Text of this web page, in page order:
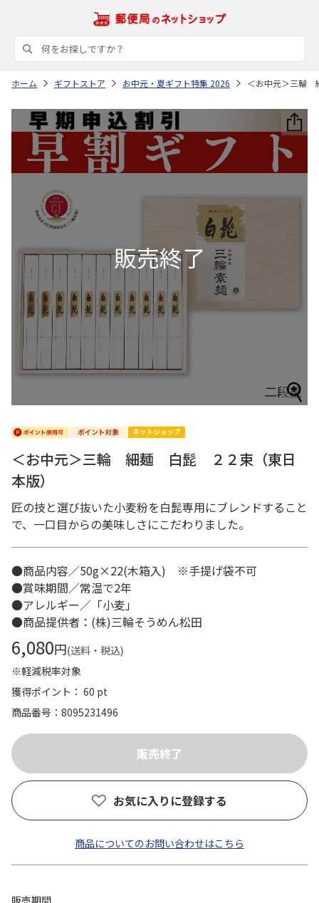
ホーム ギフトストア お中元・夏ギフト特集 2026 ＜お中元＞三輪
＜お中元＞三輪 細麺 白髭 ２２束（東日
本版）
匠の技と選び抜いた小麦粉を白髭専用にブレンドすること
で、一口目からの美味しさにこだわりました。
●商品内容／50g×22(木箱入) ※手提げ袋不可
●賞味期間／常温で2年
●アレルギー／「小麦」
●商品提供者：(株)三輪そうめん松田
6,080円(送料・税込)
※軽減税率対象
獲得ポイント： 60 pt
商品番号
8095231496
お気に入りに登録する
商品についてのお問い合わせはこちら
販売期間